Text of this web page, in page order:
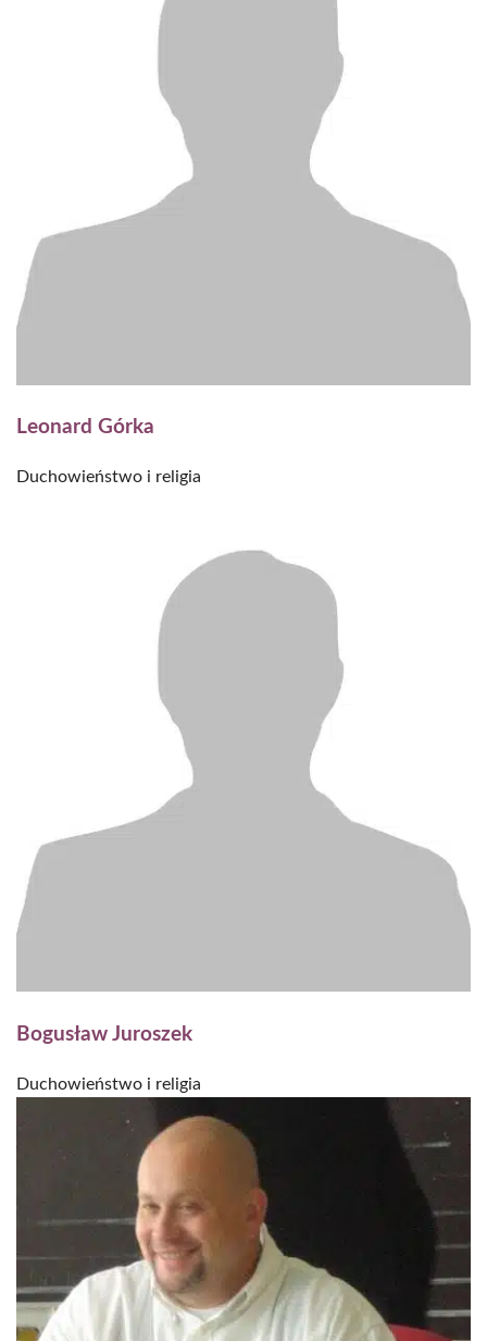
Leonard Górka
Duchowieństwo i religia
Bogusław Juroszek
Duchowieństwo i religia